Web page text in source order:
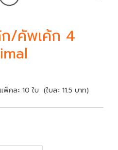
ก/คัพเค้ก 4
คละ 10 ใบ (ใบละ 11.5 บาท)